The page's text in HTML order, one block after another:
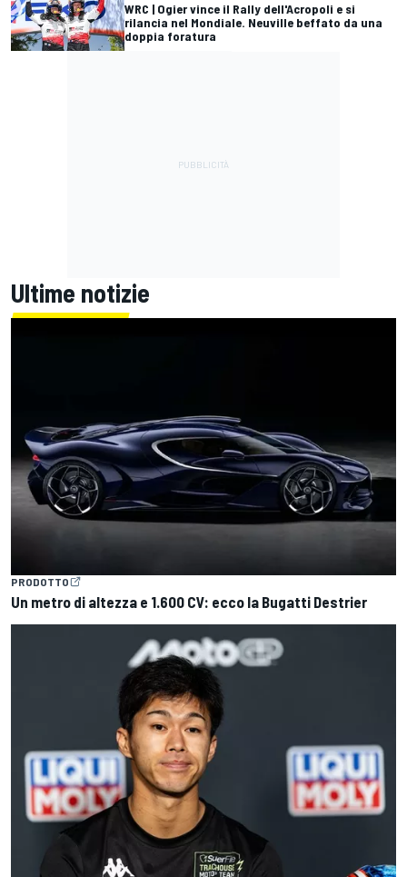
WRC | Ogier vince il Rally dell'Acropoli e si
rilancia nel Mondiale. Neuville beffato da una
doppia foratura
Ultime notizie
PRODOTTO
Un metro di altezza e 1.600 CV: ecco la Bugatti Destrier